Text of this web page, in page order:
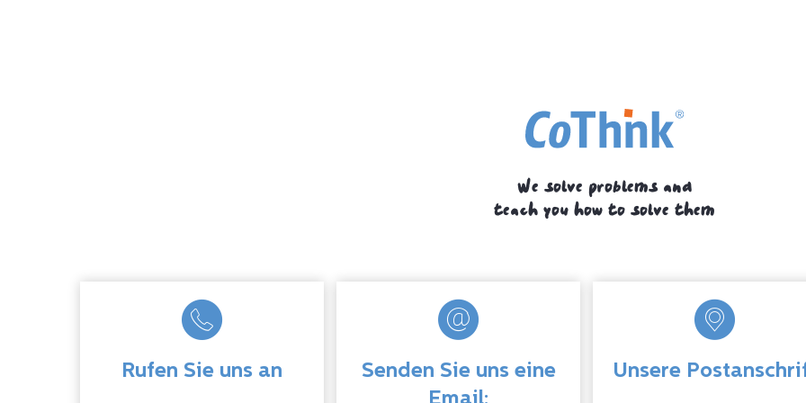
We solve problems and
teach you how to solve them
Rufen Sie uns an
Senden Sie uns eine
Unsere